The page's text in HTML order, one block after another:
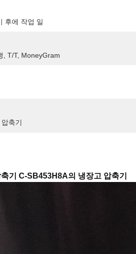
후에 작업 일
, T/T, MoneyGram
축기
기 C-SB453H8A의 냉장고 압축기